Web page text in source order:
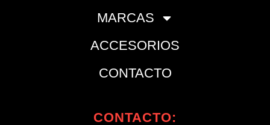
MARCAS
ACCESORIOS
CONTACTO
CONTACTO: